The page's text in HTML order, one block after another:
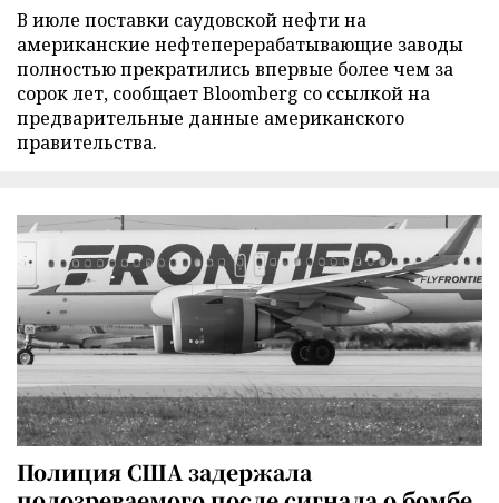
В июле поставки саудовской нефти на
американские нефтеперерабатывающие заводы
полностью прекратились впервые более чем за
сорок лет, сообщает Bloomberg со ссылкой на
предварительные данные американского
правительства.
Полиция США задержала